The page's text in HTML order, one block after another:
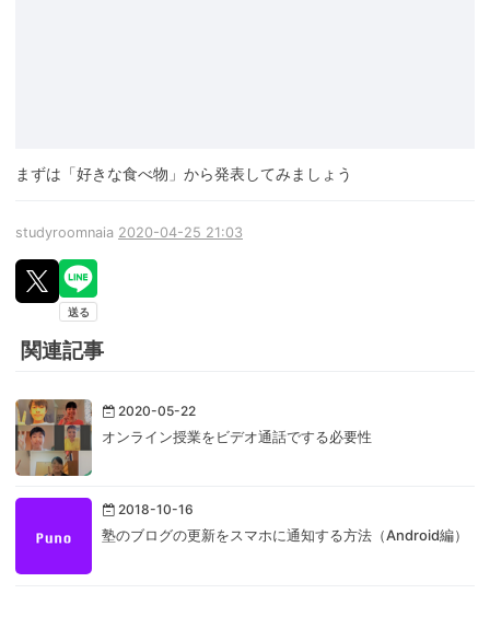
まずは「好きな食べ物」から発表してみましょう
studyroomnaia 2020-04-25 21:03
関連記事
2020-05-22
オンライン授業をビデオ通話でする必要性
2018-10-16
塾のブログの更新をスマホに通知する方法（Android編）